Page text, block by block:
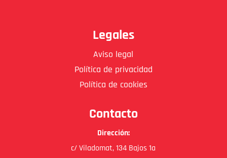
Legales
Aviso legal
Política de privacidad
Política de cookies
Contacto
Dirección:
c/ Viladomat, 134 Bajos 1a